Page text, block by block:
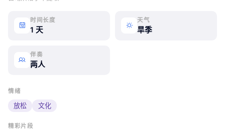
时间长度
1 天
天气
旱季
伴奏
两人
情绪
放松 文化
精彩片段